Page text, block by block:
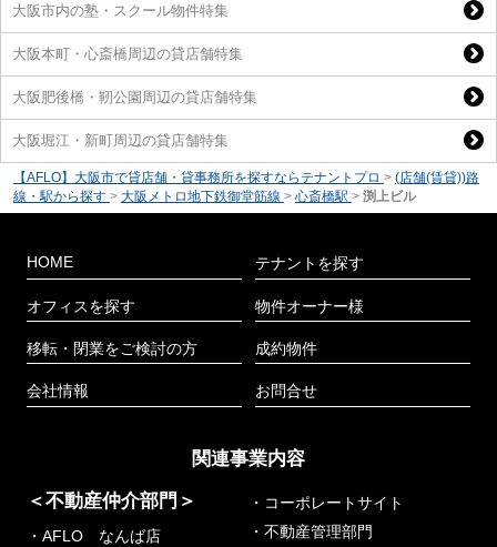
大阪市内の塾・スクール物件特集
大阪本町・心斎橋周辺の貸店舗特集
大阪肥後橋・靭公園周辺の貸店舗特集
大阪堀江・新町周辺の貸店舗特集
【AFLO】大阪市で貸店舗・貸事務所を探すならテナントプロ > (店舗(賃貸))路
線・駅から探す > 大阪メトロ地下鉄御堂筋線 > 心斎橋駅 > 渕上ビル
HOME
オフィスを探す
移転・閉業をご検討の方
会社情報
テナントを探す
物件オーナー様
成約物件
お問合せ
関連事業内容
＜不動産仲介部門＞
・AFLO なんば店
・コーポレートサイト
・不動産管理部門